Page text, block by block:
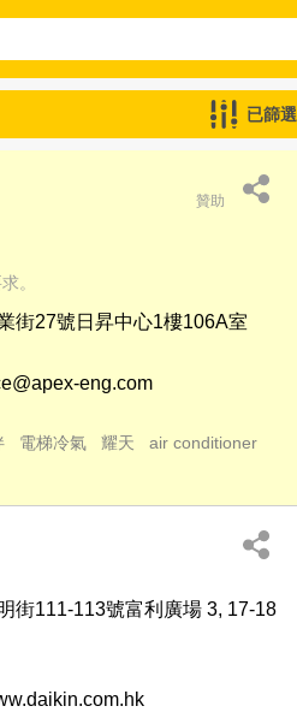
已篩選
贊助
。
街27號日昇中心1樓106A室
eng.com
電梯冷氣 耀天
air conditioner
街111-113號富利廣場 3, 17-18